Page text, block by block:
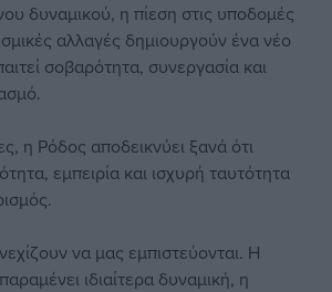
δυναμικού, η πίεση στις υποδομές
αλλαγές δημιουργούν ένα νέο
σοβαρότητα, συνεργασία και
η Ρόδος αποδεικνύει ξανά ότι
εμπειρία και ισχυρή ταυτότητα
να μας εμπιστεύονται. Η
ιδιαίτερα δυναμική, η